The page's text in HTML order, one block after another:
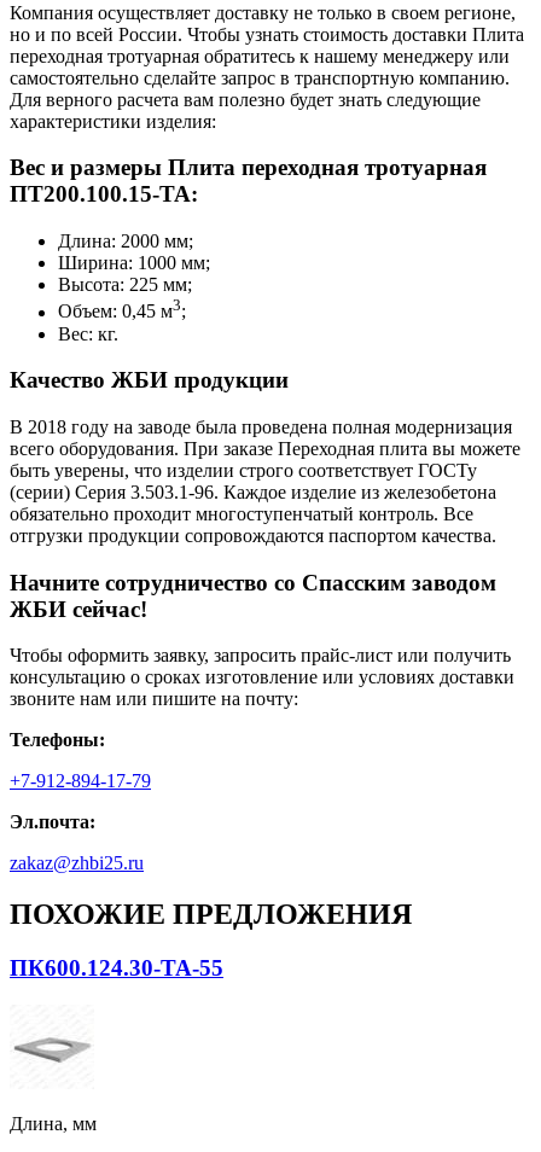
Компания осуществляет доставку не только в своем регионе,
но и по всей России. Чтобы узнать стоимость доставки Плита
переходная тротуарная обратитесь к нашему менеджеру или
самостоятельно сделайте запрос в транспортную компанию.
Для верного расчета вам полезно будет знать следующие
характеристики изделия:
Вес и размеры Плита переходная тротуарная
ПТ200.100.15-ТА:
Длина: 2000 мм;
Ширина: 1000 мм;
Высота: 225 мм;
Объем: 0,45 м3;
Вес: кг.
Качество ЖБИ продукции
В 2018 году на заводе была проведена полная модернизация
всего оборудования. При заказе Переходная плита вы можете
быть уверены, что изделии строго соответствует ГОСТу
(серии) Серия 3.503.1-96. Каждое изделие из железобетона
обязательно проходит многоступенчатый контроль. Все
отгрузки продукции сопровождаются паспортом качества.
Начните сотрудничество со Cпасским заводом
ЖБИ сейчас!
Чтобы оформить заявку, запросить прайс-лист или получить
консультацию о сроках изготовление или условиях доставки
звоните нам или пишите на почту:
Телефоны:
+7-912-894-17-79
Эл.почта:
zakaz@zhbi25.ru
ПОХОЖИЕ ПРЕДЛОЖЕНИЯ
ПК600.124.30-ТА-55
Длина, мм